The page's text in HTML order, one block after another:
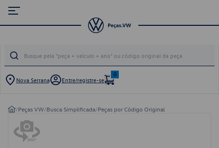
Nova Serrana Entre/registre-se
0
/Peças VW/Busca Simplificada/Peças por Código Original